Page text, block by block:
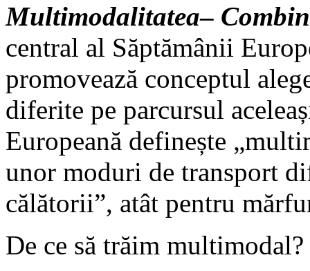
Multimodalitatea–
central al Săptămânii
promovează conceptul
diferite pe parcursul
Europeană definește
unor moduri de transport
călătorii”, atât pentru
De ce să trăim multimodal?